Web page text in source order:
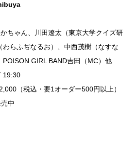
かちゃん、川田遼太（東京大学クイズ研
わらふぢなるお）、中西茂樹（なすな
GIRL BAND吉田（MC）他
19:30
（税込・要1オーダー500円以上）
中